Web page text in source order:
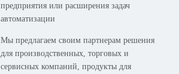
предприятия или расширения задач
автоматизации
Мы предлагаем своим партнерам решения
для производственных, торговых и
сервисных компаний, продукты для